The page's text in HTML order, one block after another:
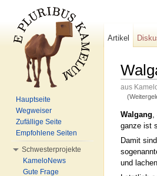
aus
Walgang
ganze ist
Damit
und
Artikel
Hauptseite
Wegweiser
Zufällige Seite
Empfohlene Seiten
Schwesterprojekte
KameloNews
Gute Frage